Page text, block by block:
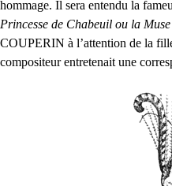
hommage. Il sera entendu la
Princesse de Chabeuil ou la
COUPERIN à l’attention de la
compositeur entretenait une